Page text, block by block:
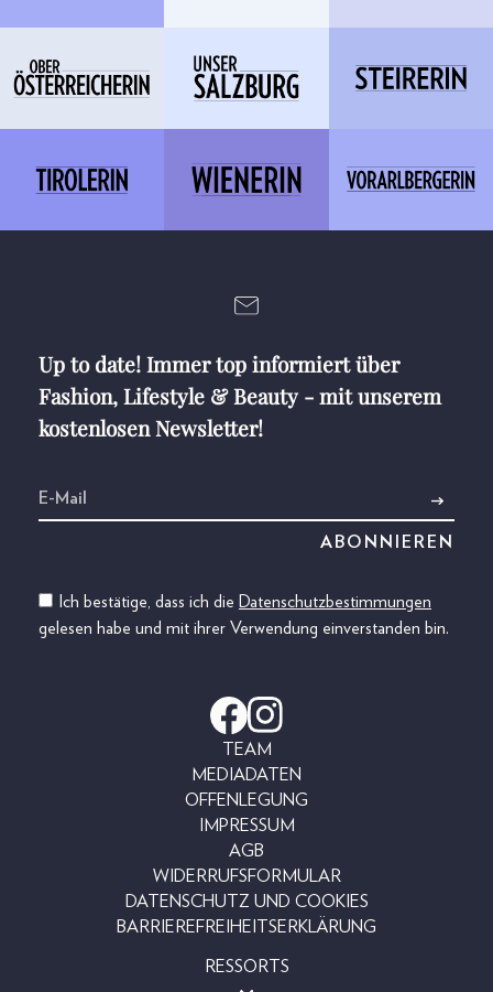
Up to date! Immer top informiert über
Fashion, Lifestyle & Beauty - mit unserem
kostenlosen Newsletter!
Ich bestätige, dass ich die Datenschutzbestimmungen
gelesen habe und mit ihrer Verwendung einverstanden bin.
TEAM
MEDIADATEN
OFFENLEGUNG
IMPRESSUM
AGB
WIDERRUFSFORMULAR
DATENSCHUTZ UND COOKIES
BARRIEREFREIHEITSERKLÄRUNG
RESSORTS